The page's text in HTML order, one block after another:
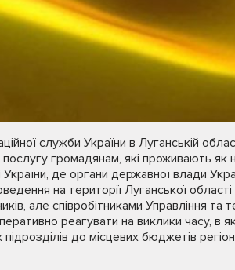
служби України в Луганській
громадянам, які проживають як
України, де органи державної влади
на території Луганської області
але співробітниками Управління та
реагувати на виклики часу, в
до місцевих бюджетів